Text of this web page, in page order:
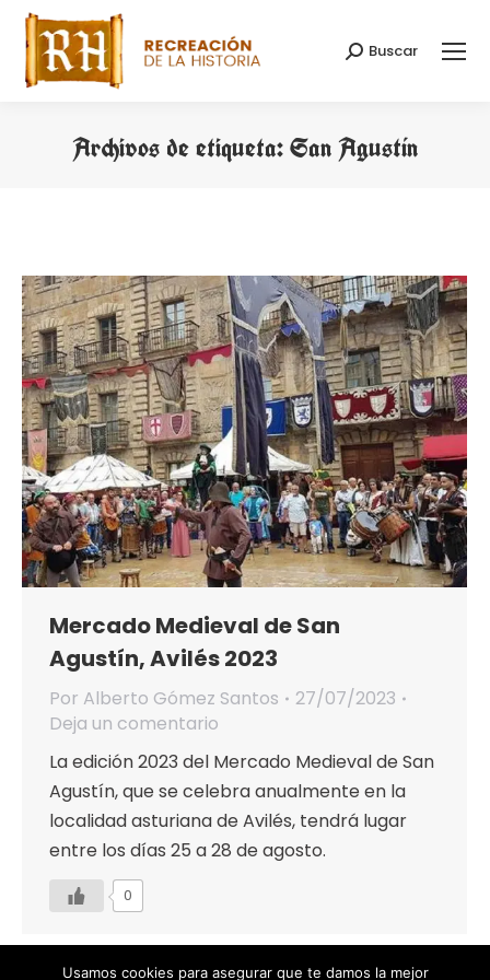
Buscar:
Buscar
Archivos de etiqueta:San Agustín
Mercado Medieval de San
Agustín, Avilés 2023
Por Alberto Gómez Santos
27/07/2023
Deja un comentario
La edición 2023 del Mercado Medieval de San
Agustín, que se celebra anualmente en la
localidad asturiana de Avilés, tendrá lugar
entre los días 25 a 28 de agosto.
0
Usamos cookies para asegurar que te damos la mejor